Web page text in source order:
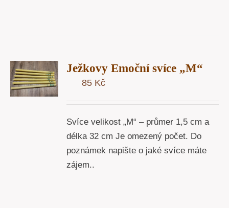
Ježkovy Emoční svíce „M“
85 Kč
Svíce velikost „M“ – průmer 1,5 cm a
délka 32 cm Je omezený počet. Do
poznámek napište o jaké svíce máte
zájem..